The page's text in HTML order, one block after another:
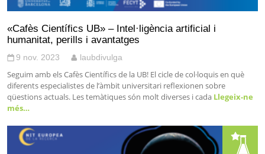
«Cafès Científics UB» – Intel·ligència artificial i
humanitat, perills i avantatges
9 nov. 2023 laubdivulga
Seguim amb els Cafès Científics de la UB! El cicle de col·loquis en què
diferents especialistes de l’àmbit universitari reflexionen sobre
qüestions actuals. Les temàtiques són molt diverses i cada Llegeix-ne
més…